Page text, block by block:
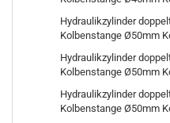
Hydraulikzylinder
Kolbenstange Ø50mm
Hydraulikzylinder
Kolbenstange Ø50mm
Hydraulikzylinder
Kolbenstange Ø50mm